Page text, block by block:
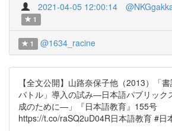
2021-04-05 12:00:14
1
1 @1634_racine
【全文公開】山路奈保子他（2013）「
バトル」導入の試み―日本語パブリック
成のために―」『日本語教育』155号
https://t.co/raSQ2uD04R日本語教育 #日